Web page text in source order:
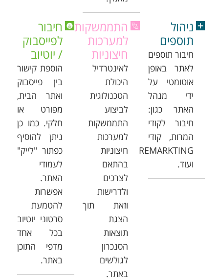
ניהול
תוספים
חיבור תוספים
לאתר באופן
אוטומטי על
ידי מנהל
האתר כגון:
חיבור לקודי
המרות, קודי
REMARKTING
ועוד.
התממשקות
למערכות
חיצוניות
לאינטרדיל
היכולת
הטכנולוגית
לביצוע
התממשקות
למערכות
חיצוניות
בהתאם
לצרכים
ולדרישות
וזאת תוך
הצגת
תוצאות
הסנכרון
לגולשים
באתר.
חיבור
לפייסבוק
/ יוטיוב
הוספת קישור
בין פייסבוק
ואתר הבית,
מפורט או
חלקי. כמו כן
ניתן להוסיף
כפתור "לייק"
לעמודי
האתר.
אפשרות
להטמעת
סרטוני יוטיוב
בכל אחד
מדפי התוכן
באתר.